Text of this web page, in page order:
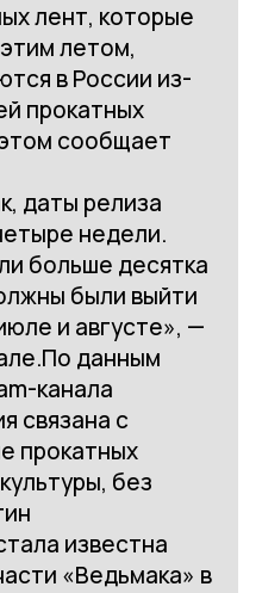
лент, которые
летом,
в России из-
прокатных
сообщает
даты релиза
недели.
больше десятка
были выйти
и августе», —
данным
канала
связана с
прокатных
без
известна
«Ведьмака» в